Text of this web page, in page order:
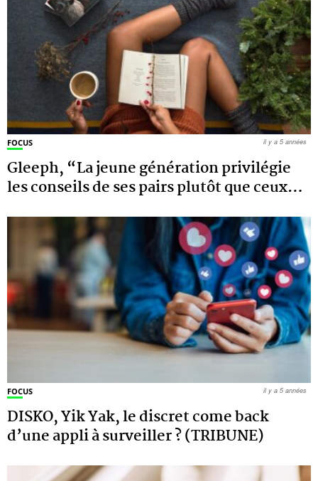
FOCUS
Gleeph, “La jeune génération privilégie
les conseils de ses pairs plutôt que ceux…
il y a 5 années
FOCUS
DISKO, Yik Yak, le discret come back
d’une appli à surveiller ? (TRIBUNE)
il y a 5 années